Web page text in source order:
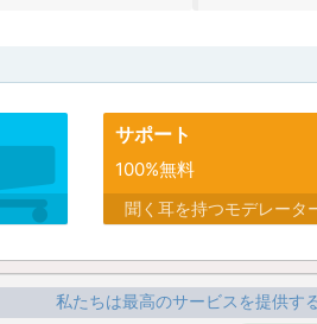
サポート
100%無料
聞く耳を持つモデレータ
私たちは最高のサービスを提供す